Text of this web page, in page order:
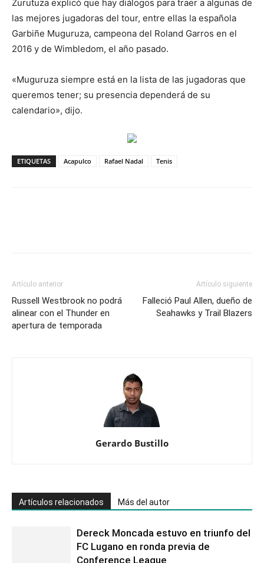
Zurutuza explicó que hay diálogos para traer a algunas de
las mejores jugadoras del tour, entre ellas la española
Garbiñe Muguruza, campeona del Roland Garros en el
2016 y de Wimbledom, el año pasado.
«Muguruza siempre está en la lista de las jugadoras que
queremos tener; su presencia dependerá de su
calendario», dijo.
ETIQUETAS Acapulco Rafael Nadal Tenis
Artículo anterior
Russell Westbrook no podrá
alinear con el Thunder en
apertura de temporada
Artículo siguiente
Falleció Paul Allen, dueño de
Seahawks y Trail Blazers
Gerardo Bustillo
Artículos relacionados Más del autor
Dereck Moncada estuvo en triunfo del
FC Lugano en ronda previa de
Conference League